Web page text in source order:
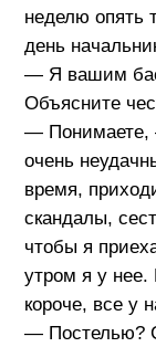
неделю опять
день
— Я вашим
Объясните
— Понимаете,
очень
время,
скандалы,
чтобы я
утром я у
короче, все у
— Постелью?